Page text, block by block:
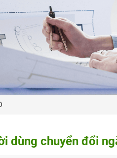
dùng chuyển đổi